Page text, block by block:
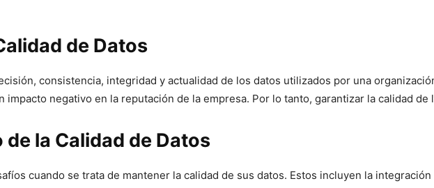
de Datos
consistencia, integridad y actualidad de los datos utilizados por una
negativo en la reputación de la empresa. Por lo tanto, garantizar la calidad
la Calidad de Datos
cuando se trata de mantener la calidad de sus datos. Estos incluyen la